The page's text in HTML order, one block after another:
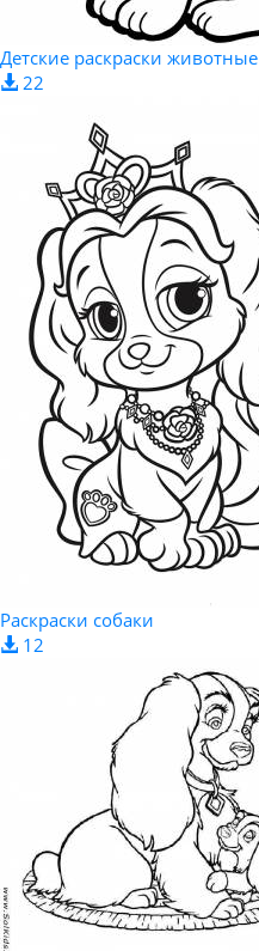
Детские раскраски животные
22
Раскраски собаки
12